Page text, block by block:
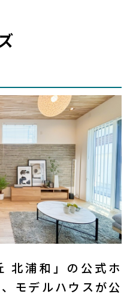
北浦和」の公式ホ
モデルハウスが公